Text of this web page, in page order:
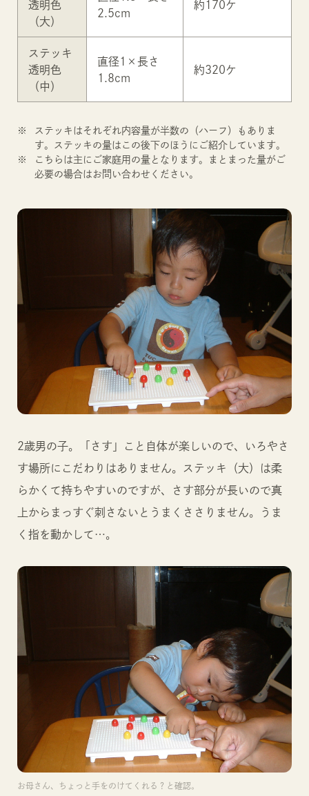
透明色
（大）
2.5cm
約170ケ
ステッキ
透明色
（中）
直径1×長さ
1.8cm
約320ケ
ステッキはそれぞれ内容量が半数の（ハーフ）もありま
す。ステッキの量はこの後下のほうにご紹介しています。
こちらは主にご家庭用の量となります。まとまった量がご
必要の場合はお問い合わせください。
2歳男の子。「さす」こと自体が楽しいので、いろやさ
す場所にこだわりはありません。ステッキ（大）は柔
らかくて持ちやすいのですが、さす部分が長いので真
上からまっすぐ刺さないとうまくささりません。うま
く指を動かして…。
お母さん、ちょっと手をのけてくれる？と確認。